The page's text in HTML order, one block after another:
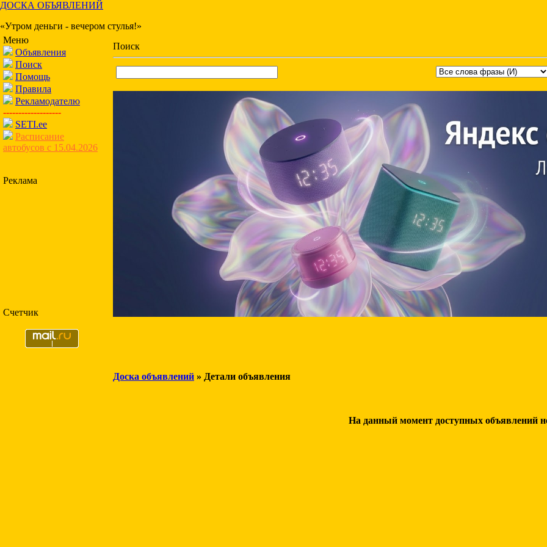
ДОСКА ОБЪЯВЛЕНИЙ
«Утром деньги - вечером стулья!»
Меню
Объявления
Поиск
Помощь
Правила
Рекламодателю
-------------------
SETI.ee
Расписание
автобусов с 15.04.2026
Реклама
Счетчик
Поиск
Доска объявлений » Детали объявления
На данный момент доступных объявлений